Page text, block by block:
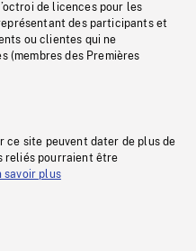
de licences pour les
des participants et
ou clientes qui ne
(membres des Premières
ce site peuvent dater de plus de
reliés pourraient être
savoir plus